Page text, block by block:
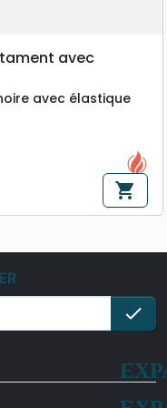
avec
avec élastique
shopping_cart
check